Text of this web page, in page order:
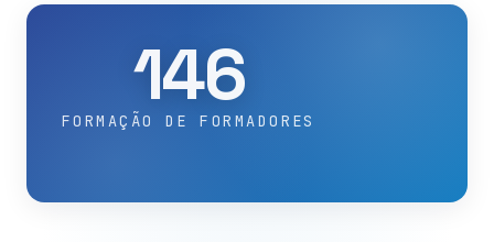
146
FORMAÇÃO DE FORMADORES